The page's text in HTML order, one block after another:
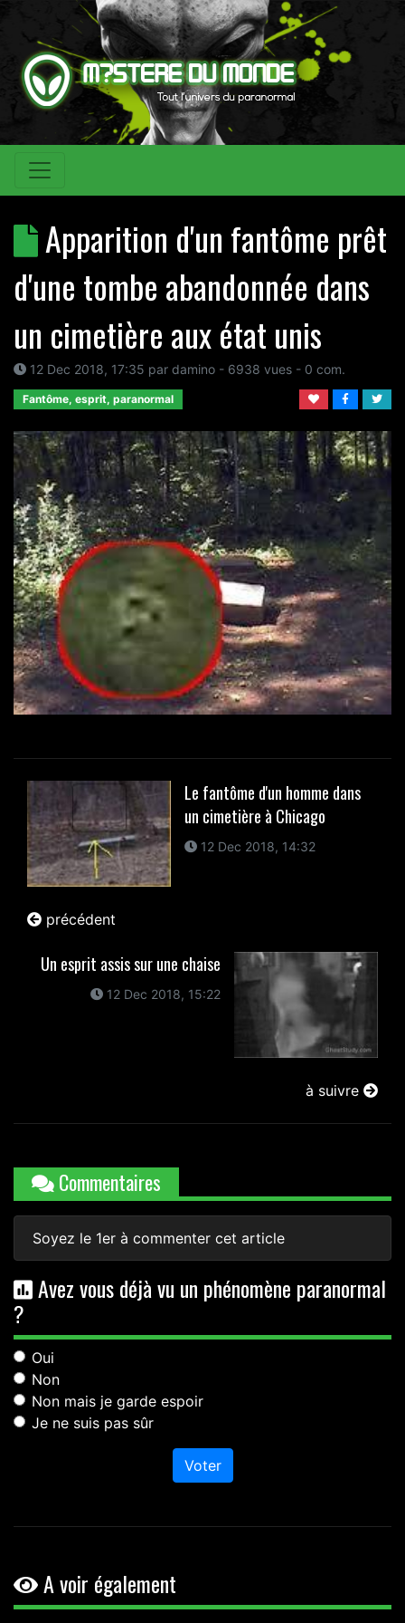
Apparition d'un fantôme prêt
d'une tombe abandonnée dans
un cimetière aux état unis
12 Dec 2018, 17:35 par damino - 6938 vues - 0 com.
Fantôme, esprit, paranormal
Le fantôme d'un homme dans
un cimetière à Chicago
12 Dec 2018, 14:32
précédent
Un esprit assis sur une chaise
12 Dec 2018, 15:22
à suivre
Commentaires
Soyez le 1er à commenter cet article
Avez vous déjà vu un phénomène paranormal
?
Oui
Non
Non mais je garde espoir
Je ne suis pas sûr
Voter
A voir également